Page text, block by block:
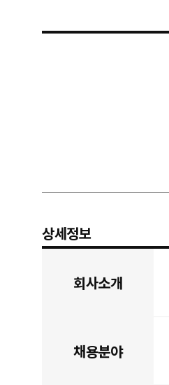
상세정보
회사소개
채용분야